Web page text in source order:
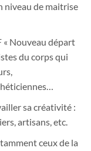
niveau de maitrise
« Nouveau départ
du corps qui
sa créativité :
artisans, etc.
ceux de la